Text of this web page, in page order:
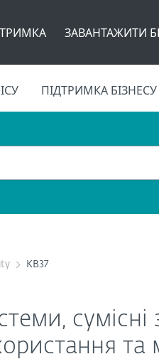
ЗАВАНТАЖИТИ
ПІДТРИМКА БІЗНЕСУ
KB37
та